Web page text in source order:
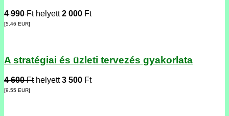
4 990 Fthelyett2 000 Ft
[5.46 EUR]
A stratégiai és üzleti tervezés gyakorlata
4 600 Fthelyett3 500 Ft
[9.55 EUR]